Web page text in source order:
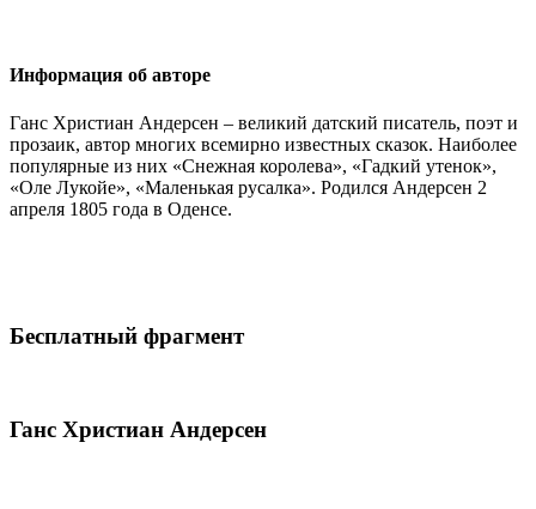
Информация об авторе
Ганс Христиан Андерсен – великий датский писатель, поэт и
прозаик, автор многих всемирно известных сказок. Наиболее
популярные из них «Снежная королева», «Гадкий утенок»,
«Оле Лукойе», «Маленькая русалка». Родился Андерсен 2
апреля 1805 года в Оденсе.
Бесплатный фрагмент
Ганс Христиан Андерсен